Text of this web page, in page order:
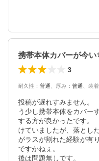
携帯本体カバーが今い
3
耐久性 ： 普通 厚み ： 普通 装
投稿が遅れすみません。
う少し携帯本体をカバー
する方が良かったです。
けていましたが、落とし
がラスが割れた経験が有
ですかねぇ。
後は問題無しです。